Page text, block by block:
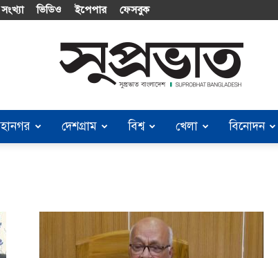
ভিডিও ইপেপার ফেসবুক
Suprobhat
Bangladesh
দেশগ্রাম বিশ্ব খেলা বিনোদন